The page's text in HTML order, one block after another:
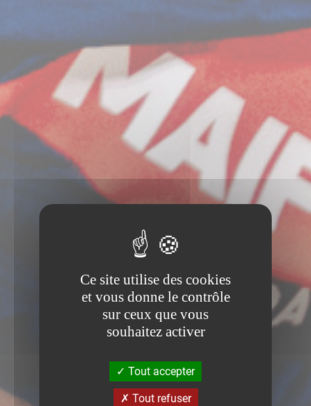
Ce site utilise des cookies
et vous donne le contrôle
sur ceux que vous
souhaitez activer
Tout accepter
Tout refuser